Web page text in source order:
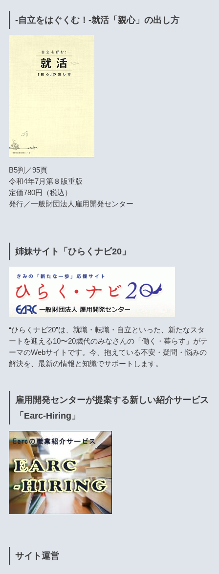
-自立をはぐくむ！-就活「親心」の出し方
B5判／95頁
令和4年7月第８版重版
定価780円（税込）
発行／一般財団法人雇用開発センター
姉妹サイト「ひらくナビ20」
“ひらくナビ20”は、就職・転職・自立といった、新たなスタ
ートを迎える10〜20歳代のみなさんの「働く・暮らす」がテ
ーマのWebサイトです。今、抱えている不安・疑問・悩みの
解決を、最新の情報と知識でサポートします。
雇用開発センターが提案する新しい紹介サービス
「Earc-Hiring」
サイト運営